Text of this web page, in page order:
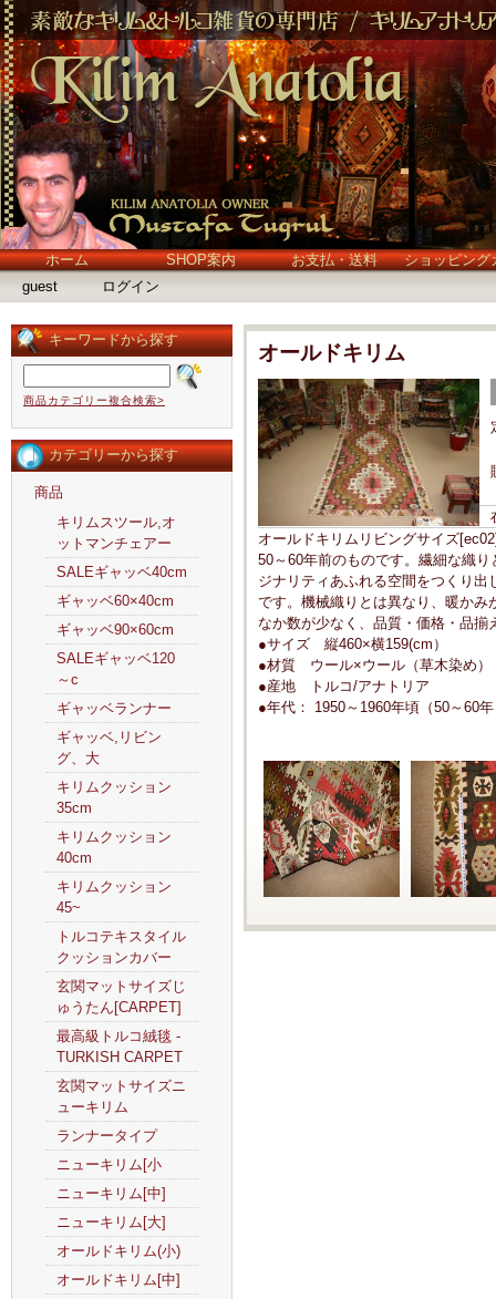
ホーム SHOP案内 お支払・送料
ショッピング
guest
ログイン
キーワードから探す
商品カテゴリー複合検索>
カテゴリーから探す
商品
キリムスツール,オ
ットマンチェアー
SALEギャッベ40cm
ギャッベ60×40cm
ギャッベ90×60cm
SALEギャッベ120
～c
ギャッベランナー
ギャッベ,リビン
グ、大
キリムクッション
35cm
キリムクッション
40cm
キリムクッション
45~
トルコテキスタイル
クッションカバー
玄関マットサイズじ
ゅうたん[CARPET]
最高級トルコ絨毯 -
TURKISH CARPET
玄関マットサイズニ
ューキリム
ランナータイプ
ニューキリム[小
ニューキリム[中]
ニューキリム[大]
オールドキリム(小)
オールドキリム[中]
オールドキリム
オールドキリムリビングサイズ
50～60年前のものです。繊細な織
ジナリティあふれる空間をつくり
です。機械織りとは異なり、暖か
なか数が少なく、品質・価格・品
●サイズ 縦460×横159(cm）
●材質 ウール×ウール（草木染め）
●産地 トルコ/アナトリア
●年代： 1950～1960年頃（50～60